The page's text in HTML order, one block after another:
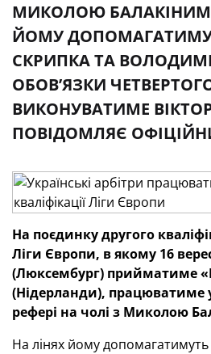
МИКОЛОЮ
ЙОМУ
СКРИПКА ТА
ОБОВ’ЯЗКИ
ВИКОНУВАТИМЕ
ПОВІДОМЛЯЄ
На поєдинку другого
Ліги Європи, в якому 16
(Люксембург) прийматиме
(Нідерланди), працюватиме
рефері на чолі з Миколою
На лінях йому